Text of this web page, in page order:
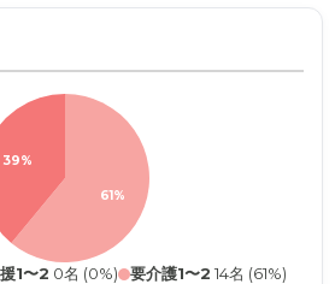
61%
39%
1〜2 0名 (0%) 要介護1〜2 14名 (61%)